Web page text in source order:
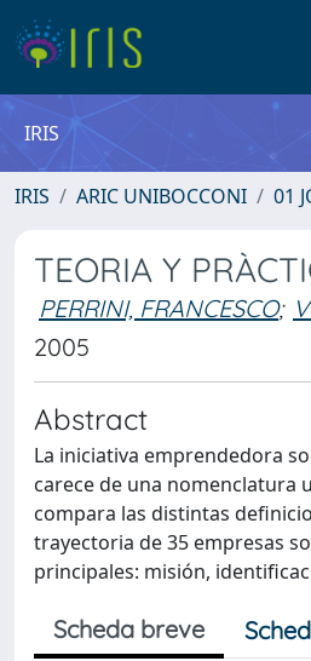
IRIS
IRIS ARIC UNIBOCCONI 01
TEORIA Y
PERRINI, FRANCESCO;
2005
Abstract
La iniciativa emprendedora
carece de una nomenclatura
compara las distintas
trayectoria de 35 empresas
principales: misión,
Scheda breve